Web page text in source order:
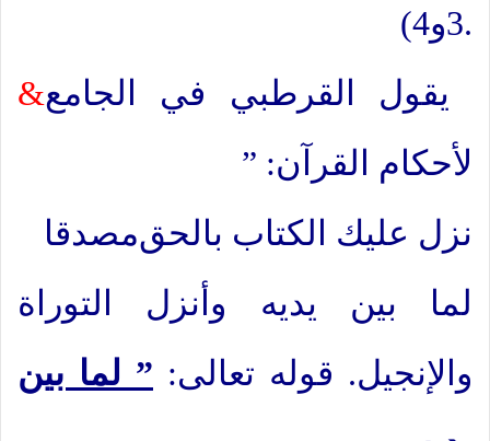
3و4).
&يقول القرطبي في الجامع
لأحكام القرآن: ”
نزل عليك الكتاب بالحقمصدقا
لما بين يديه وأنزل التوراة
والإنجيل. قوله تعالى: ” لما بين